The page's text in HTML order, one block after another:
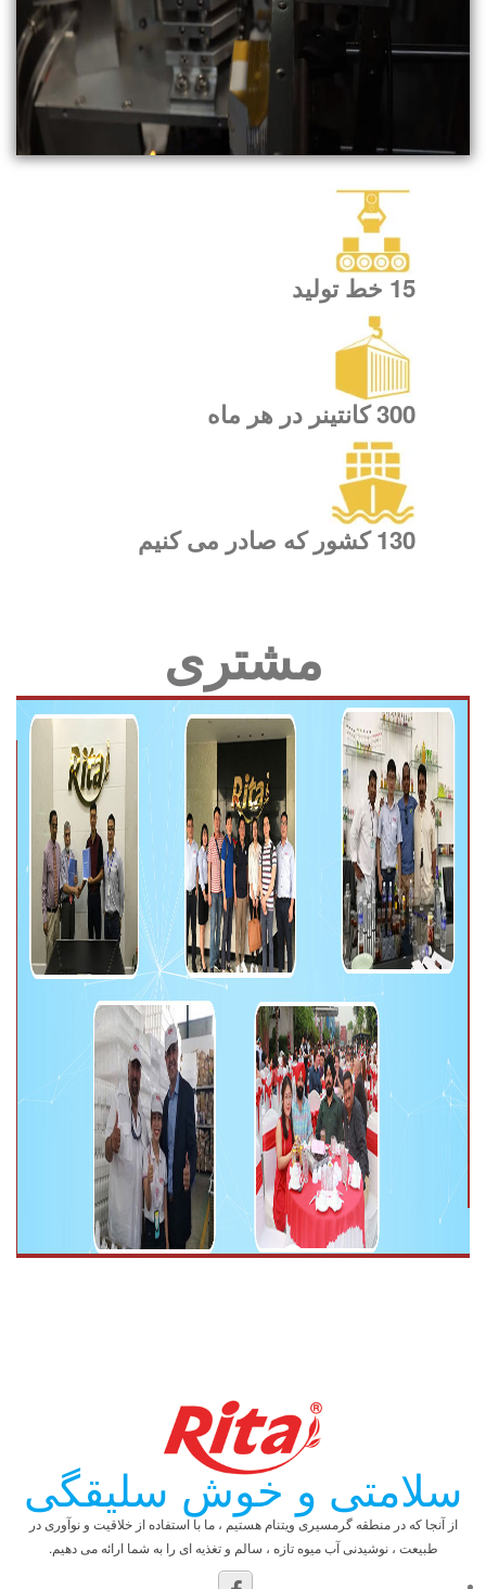
15 خط تولید
300 کانتینر در هر ماه
130 کشور که صادر می کنیم
مشتری
سلامتی و خوش سلیقگی
از آنجا که در منطقه گرمسیری ویتنام هستیم ، ما با استفاده از خلاقیت و نوآوری در
طبیعت ، نوشیدنی آب میوه تازه ، سالم و تغذیه ای را به شما ارائه می دهیم.